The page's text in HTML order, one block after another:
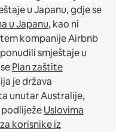
u Japanu, gdje se
u Japanu, kao ni
kompanije Airbnb
smještaje u
Plan zaštite
je država
unutar Australije,
Uslovima
korisnike iz